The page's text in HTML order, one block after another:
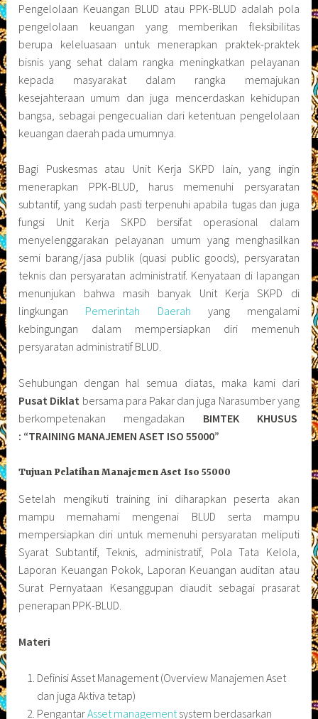
Pengelolaan Keuangan BLUD atau PPK-BLUD adalah pola
pengelolaan keuangan yang memberikan fleksibilitas
berupa keleluasaan untuk menerapkan praktek-praktek
bisnis yang sehat dalam rangka meningkatkan pelayanan
kepada masyarakat dalam rangka memajukan
kesejahteraan umum dan juga mencerdaskan kehidupan
bangsa, sebagai pengecualian dari ketentuan pengelolaan
keuangan daerah pada umumnya.
Bagi Puskesmas atau Unit Kerja SKPD lain, yang ingin
menerapkan PPK-BLUD, harus memenuhi persyaratan
subtantif, yang sudah pasti terpenuhi apabila tugas dan juga
fungsi Unit Kerja SKPD bersifat operasional dalam
menyelenggarakan pelayanan umum yang menghasilkan
semi barang/jasa publik (quasi public goods), persyaratan
teknis dan persyaratan administratif. Kenyataan di lapangan
menunjukan bahwa masih banyak Unit Kerja SKPD di
lingkungan Pemerintah Daerah yang mengalami
kebingungan dalam mempersiapkan diri memenuh
persyaratan administratif BLUD.
Sehubungan dengan hal semua diatas, maka kami dari
Pusat Diklat bersama para Pakar dan juga Narasumber yang
berkompetenakan mengadakan BIMTEK KHUSUS
: “TRAINING MANAJEMEN ASET ISO 55000”
Tujuan Pelatihan Manajemen Aset Iso 55000
Setelah mengikuti training ini diharapkan peserta akan
mampu memahami mengenai BLUD serta mampu
mempersiapkan diri untuk memenuhi persyaratan meliputi
Syarat Subtantif, Teknis, administratif, Pola Tata Kelola,
Laporan Keuangan Pokok, Laporan Keuangan auditan atau
Surat Pernyataan Kesanggupan diaudit sebagai prasarat
penerapan PPK-BLUD.
Materi
Definisi Asset Management (Overview Manajemen Aset
dan juga Aktiva tetap)
PengantarAsset managementsystem berdasarkan